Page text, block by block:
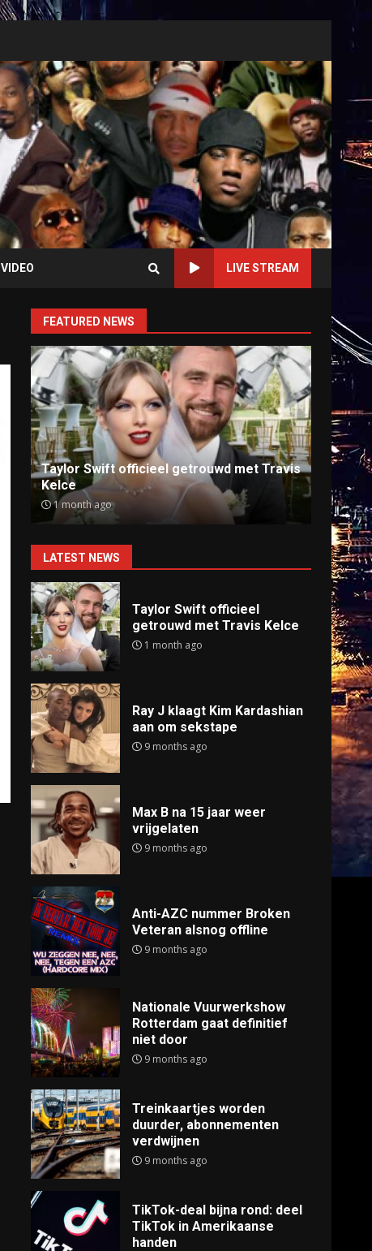
VIDEO LIVE STREAM
FEATURED NEWS
Ray J klaagt Kim Kardashian aan om
sekstape
9 months ago
Anti-
9
LATEST NEWS
Taylor Swift officieel
getrouwd met Travis Kelce
1 month ago
Ray J klaagt Kim Kardashian
aan om sekstape
9 months ago
Max B na 15 jaar weer
vrijgelaten
9 months ago
Anti-AZC nummer Broken
Veteran alsnog offline
9 months ago
Nationale Vuurwerkshow
Rotterdam gaat definitief
niet door
9 months ago
Treinkaartjes worden
duurder, abonnementen
verdwijnen
9 months ago
TikTok-deal bijna rond: deel
TikTok in Amerikaanse
handen